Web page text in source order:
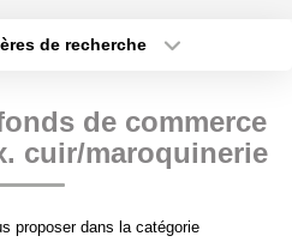
Vendus
GÉRER
de recherche
Plus de critères
de commerce
cuir/maroquinerie
proposer dans la catégorie